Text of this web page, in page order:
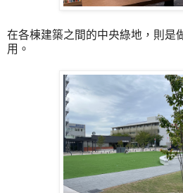
在各棟建築之間的中央綠地，則是
用。